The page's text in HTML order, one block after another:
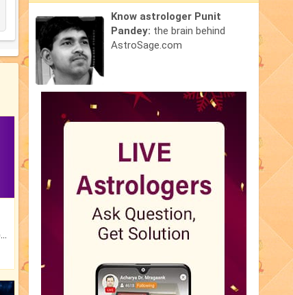
Know astrologer Punit
Pandey: the brain behind
AstroSage.com